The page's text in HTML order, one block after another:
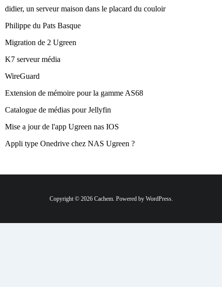
didier, un serveur maison dans le placard du couloir
Philippe du Pats Basque
Migration de 2 Ugreen
K7 serveur média
WireGuard
Extension de mémoire pour la gamme AS68
Catalogue de médias pour Jellyfin
Mise a jour de l'app Ugreen nas IOS
Appli type Onedrive chez NAS Ugreen ?
Copyright © 2026 Cachem. Powered by WordPress.